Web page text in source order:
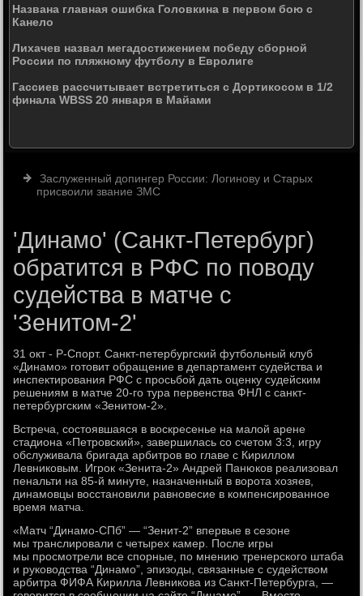
Названа главная ошибка Головкина в первом бою с
Канело
Лихачев назвал мегадостижением победу сборной
России по пляжному футболу в Евролиге
Гассиев рассчитывает встретиться с Дортикосом в 1/2
финала WBSS 20 января в Майами
Заслуженный допингер России: Логинову и Старых
присвоили звание ЗМС
'Динамо' (Санкт-Петербург)
обратится в РФС по поводу
судейства в матче с
'Зенитом-2'
31 окт - Р-Спорт. Санкт-петербургский футбольный клуб
«Динамо» готовит обращение в департамент судейства и
инспектирования РФС с просьбой дать оценку судейским
решениям в матче 20-го тура первенства ФНЛ с санкт-
петербургским «Зенитом-2».
Встреча, состоявшаяся в воскресенье на малой арене
стадиона «Петровский», завершилась со счетом 3:3, игру
обслуживала бригада арбитров во главе с Кириллом
Левниковым. Игрок «Зенита-2» Андрей Панюков реализовал
пенальти на 85-й минуте, назначенный в ворота хозяев,
динамовцы восстановили равновесие в компенсированное
время матча.
«Матч “Динамо-СПб” — “Зенит-2” впервые в сезоне
мы транслировали с четырех камер. После игры
мы просмотрели все спорные, по мнению тренерского штаба
и руководства “Динамо”, эпизоды, связанные с судейством
арбитра ФИФА Кирилла Левникова из Санкт-Петербурга, —